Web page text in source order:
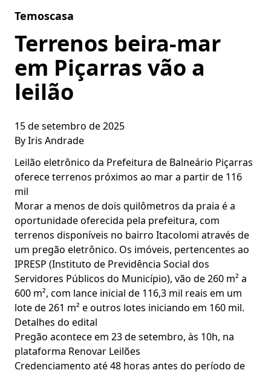
Temoscasa
Terrenos beira-mar
em Piçarras vão a
leilão
15 de setembro de 2025
ByIris Andrade
Leilão eletrônico da Prefeitura de Balneário Piçarras
oferece terrenos próximos ao mar a partir de 116
mil
Morar a menos de dois quilômetros da praia é a
oportunidade oferecida pela prefeitura, com
terrenos disponíveis no bairro Itacolomi através de
um pregão eletrônico. Os imóveis, pertencentes ao
IPRESP (Instituto de Previdência Social dos
Servidores Públicos do Município), vão de 260 m² a
600 m², com lance inicial de 116,3 mil reais em um
lote de 261 m² e outros lotes iniciando em 160 mil.
Detalhes do edital
Pregão acontece em 23 de setembro, às 10h, na
plataforma Renovar Leilões
Credenciamento até 48 horas antes do período de